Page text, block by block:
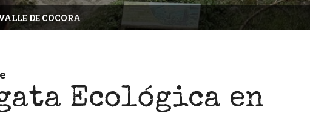
DE COCORA
Ecológica en